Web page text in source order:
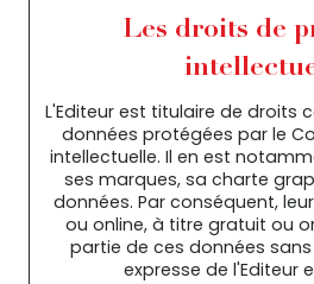
Les droits de
L'Editeur est titulaire de droits
données protégées par le
intellectuelle. Il en est
ses marques, sa charte
données. Par conséquent,
ou online, à titre gratuit ou
partie de ces données
expresse de l'Editeur